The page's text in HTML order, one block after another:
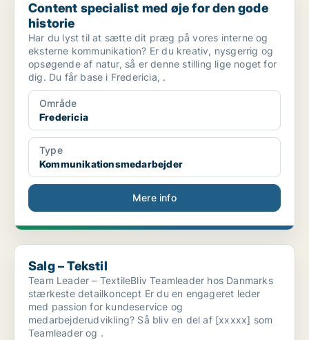
Content specialist med øje for den gode
historie
Har du lyst til at sætte dit præg på vores interne og
eksterne kommunikation? Er du kreativ, nysgerrig og
opsøgende af natur, så er denne stilling lige noget for
dig. Du får base i Fredericia, .
Område
Fredericia
Type
Kommunikationsmedarbejder
Mere info
Salg – Tekstil
Salg – Tekstil
Team Leader – TextileBliv Teamleader hos Danmarks
stærkeste detailkoncept Er du en engageret leder
med passion for kundeservice og
medarbejderudvikling? Så bliv en del af [xxxxx] som
Teamleader og .